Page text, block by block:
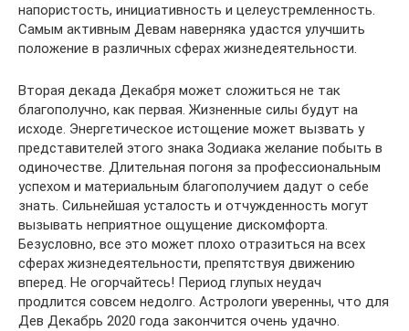
напористость, инициативность и целеустремленность.
Самым активным Девам наверняка удастся улучшить
положение в различных сферах жизнедеятельности.
Вторая декада Декабря может сложиться не так
благополучно, как первая. Жизненные силы будут на
исходе. Энергетическое истощение может вызвать у
представителей этого знака Зодиака желание побыть в
одиночестве. Длительная погоня за профессиональным
успехом и материальным благополучием дадут о себе
знать. Сильнейшая усталость и отчужденность могут
вызывать неприятное ощущение дискомфорта.
Безусловно, все это может плохо отразиться на всех
сферах жизнедеятельности, препятствуя движению
вперед. Не огорчайтесь! Период глупых неудач
продлится совсем недолго. Астрологи уверенны, что для
Дев Декабрь 2020 года закончится очень удачно.